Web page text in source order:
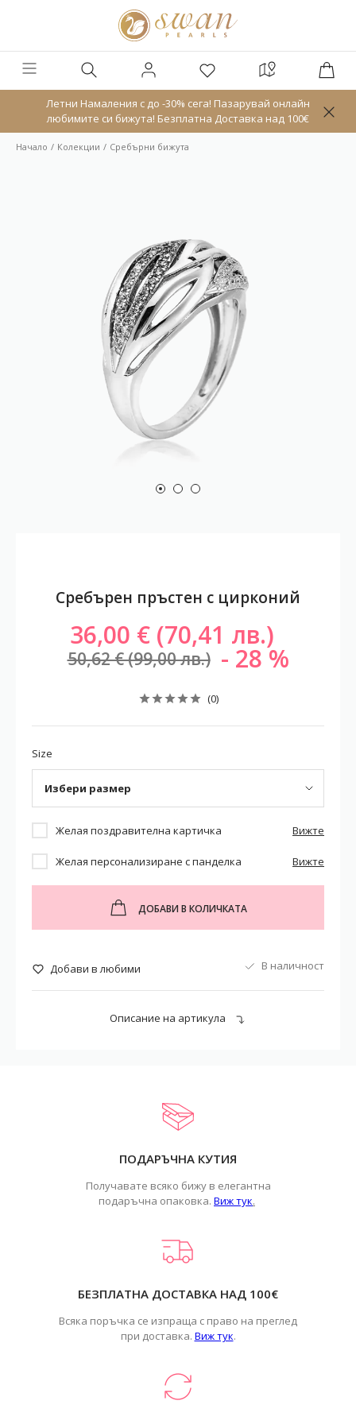
Летни Намаления с до -30% сега! Пазарувай онлайн
любимите си бижута! Безплатна Доставка над 100€
Начало Колекции Сребърни бижута
Сребърен пръстен с цирконий
36,00 € (70,41 лв.)
50,62 € (99,00 лв.) 28
(0)
Size
Избери размер
Желая поздравителна картичка Вижте
Желая персонализиране с панделка Вижте
ДОБАВИ В КОЛИЧКАТА
Добави в любими В наличност
Описание на артикула
ПОДАРЪЧНА КУТИЯ
Получавате всяко бижу в елегантна
подаръчна опаковка. Виж тук.
БЕЗПЛАТНА ДОСТАВКА НАД 100€
Всяка поръчка се изпраща с право на преглед
при доставка. Виж тук.